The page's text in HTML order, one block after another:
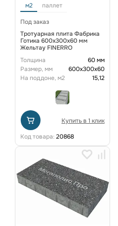
м2 паллет
Под заказ
Тротуарная плита Фабрика
Готика 600х300х60 мм
Жельтау FINERRO
Толщина
60 мм
Размер, мм
600х300х60
На поддоне, м2
15,12
Купить в 1 клик
Код товара: 20868